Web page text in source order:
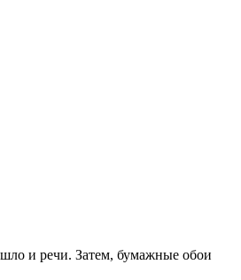
и речи. Затем, бумажные обои